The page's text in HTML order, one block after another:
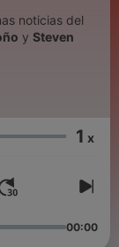
noticias del
y Steven
1 x
00:00